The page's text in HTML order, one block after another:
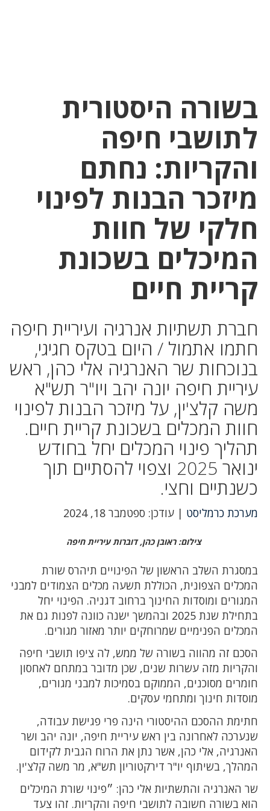
בשורה היסטורית
לתושבי חיפה
והקריות: נחתם
מיזכר הבנות לפינוי
חלקי של חוות
המיכלים בשכונת
קריית חיים
חברת תשתיות אנרגיה ועיריית חיפה
חתמו אתמול / היום בטקס חגיגי,
בנוכחות שר האנרגיה אלי כהן, ראש
עיריית חיפה יונה יהב ויו"ר תש"א
משה קלצ'ין, על מיזכר הבנות לפינוי
חוות המכלים בשכונת קריית חיים.
תהליך פינוי המכלים יחל בחודש
ינואר 2025 וצפוי להסתיים תוך
כשנתיים וחצי.
מערכת כרמליסט | עודכן: ספטמבר 18, 2024
צילום: ראובן כהן, דוברות עיריית חיפה
במסגרת השלב הראשון של הפינויים תיהרס שורת
המכלים הצפונית, הכוללת תשעה מכלים הצמודים למבני
המגורים ומוסדות החינוך ברחוב דגניה. הפינוי יחל
בתחילת שנת 2025 ובהמשך ישנה כוונה לפנות גם את
המכלים הפנימיים שמרוחקים יותר מאזור מגורים.
הסכם זה מהווה בשורה של ממש, לה ציפו תושבי חיפה
והקריות מזה עשרות שנים, שכן מדובר במתחם לאחסון
חומרים מסוכנים, הממוקם בסמיכות למבני מגורים,
מוסדות חינוך ומתחמי עסקים.
חתימת ההסכם ההיסטורי הינה פרי פגישת עבודה,
שנערכה לאחרונה בין ראש עיריית חיפה, יונה יהב ושר
האנרגיה, אלי כהן, אשר נתן את הרוח הגבית לקידום
המהלך, בשיתוף יו"ר דירקטוריון תש"א, מר משה קלצ'ין.
שר האנרגיה והתשתיות אלי כהן: ״פינוי שורת המיכלים
הוא בשורה חשובה לתושבי חיפה והקריות. זהו צעד